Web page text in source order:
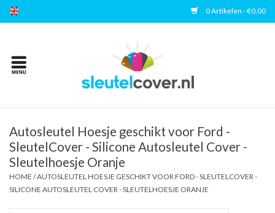
0 Artikelen - €0,00
Home
Accessoires
Veelgestelde vragen
Autosleutel Hoesje geschikt voor Ford -
SleutelCover - Silicone Autosleutel Cover -
Sleutelhoesje Oranje
HOME /AUTOSLEUTEL HOESJE GESCHIKT VOOR FORD - SLEUTELCOVER -
SILICONE AUTOSLEUTEL COVER - SLEUTELHOESJE ORANJE